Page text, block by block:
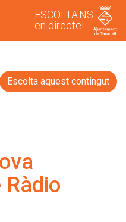
ESCOLTA'NS
en directe!
Escolta aquest contingut